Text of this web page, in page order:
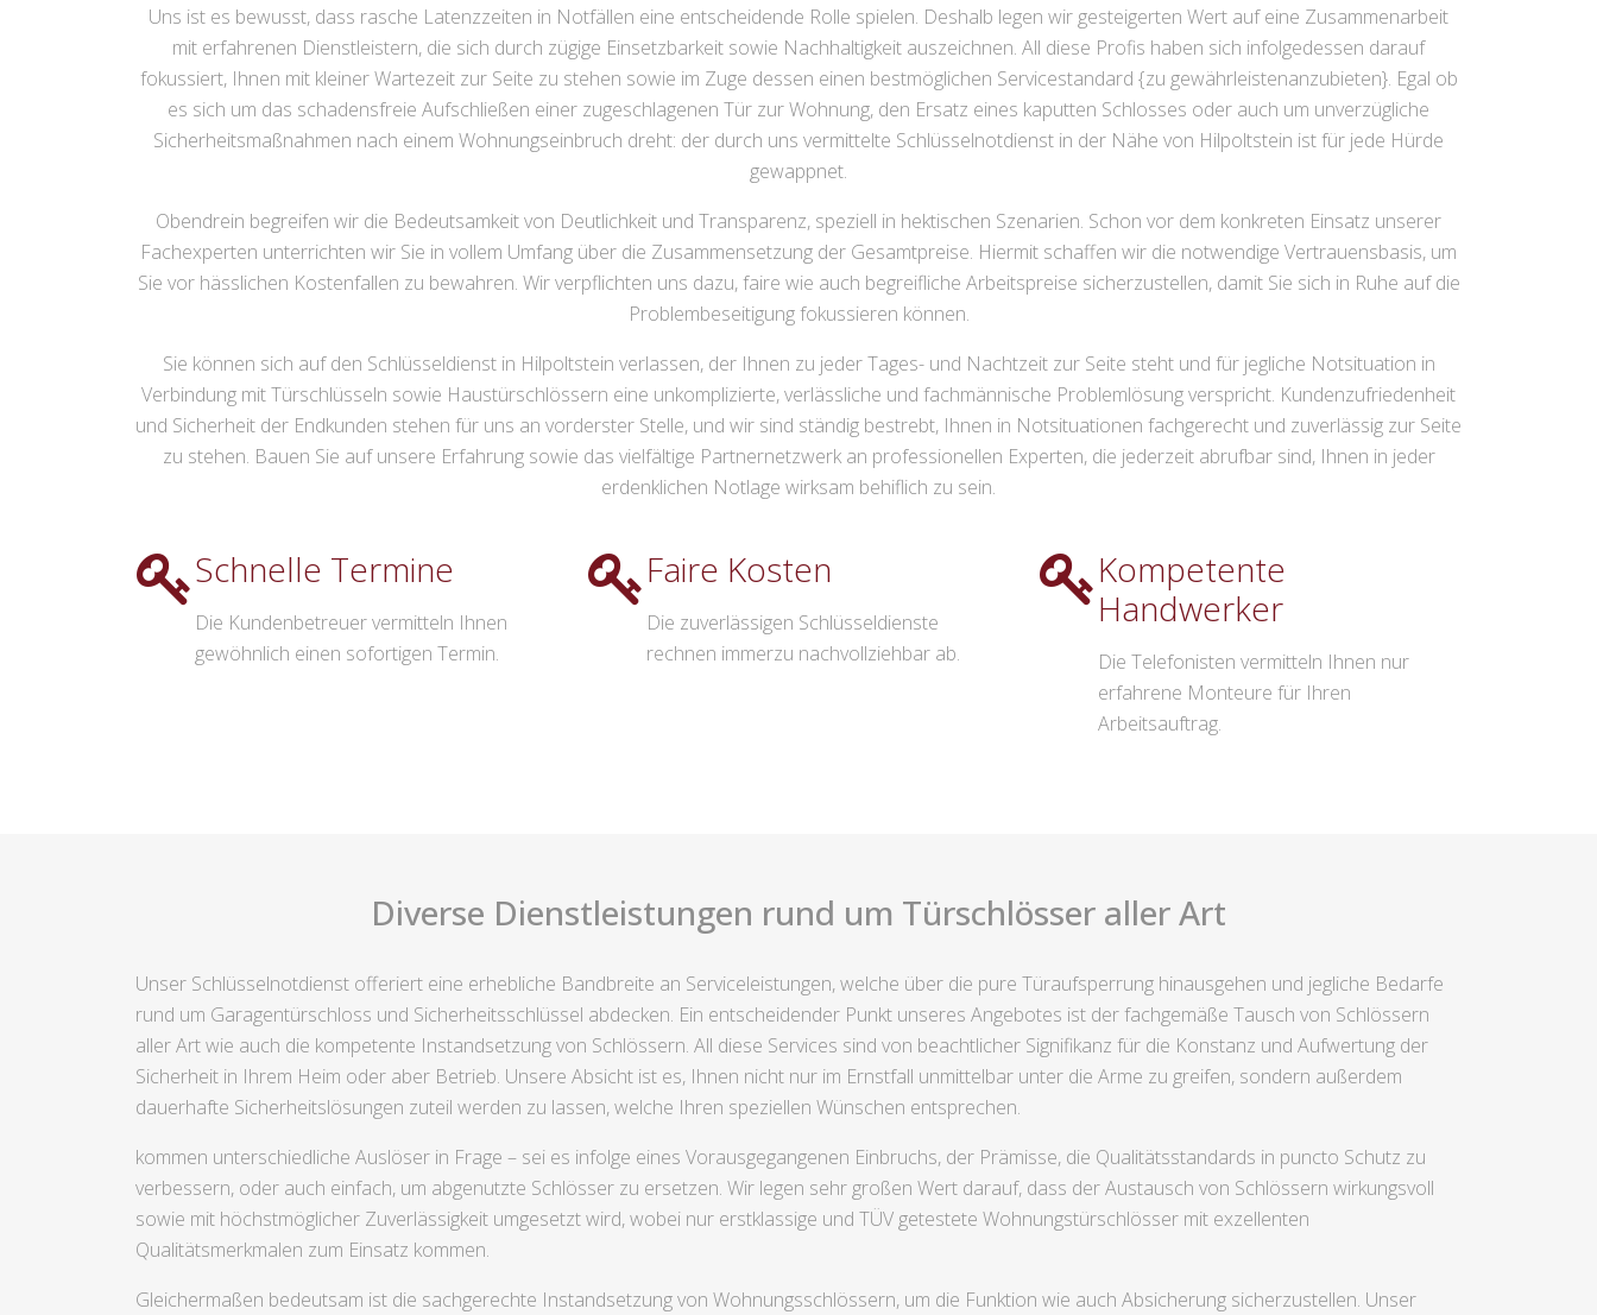
Uns ist es bewusst, dass rasche Latenzzeiten in Notfällen eine entscheidende Rolle spielen. Deshalb legen wir gesteigerten Wert auf eine Zusammenarbeit
mit erfahrenen Dienstleistern, die sich durch zügige Einsetzbarkeit sowie Nachhaltigkeit auszeichnen. All diese Profis haben sich infolgedessen darauf
fokussiert, Ihnen mit kleiner Wartezeit zur Seite zu stehen sowie im Zuge dessen einen bestmöglichen Servicestandard {zu gewährleistenanzubieten}. Egal ob
es sich um das schadensfreie Aufschließen einer zugeschlagenen Tür zur Wohnung, den Ersatz eines kaputten Schlosses oder auch um unverzügliche
Sicherheitsmaßnahmen nach einem Wohnungseinbruch dreht: der durch uns vermittelte Schlüsselnotdienst in der Nähe von Hilpoltstein ist für jede Hürde
gewappnet.
Obendrein begreifen wir die Bedeutsamkeit von Deutlichkeit und Transparenz, speziell in hektischen Szenarien. Schon vor dem konkreten Einsatz unserer
Fachexperten unterrichten wir Sie in vollem Umfang über die Zusammensetzung der Gesamtpreise. Hiermit schaffen wir die notwendige Vertrauensbasis, um
Sie vor hässlichen Kostenfallen zu bewahren. Wir verpflichten uns dazu, faire wie auch begreifliche Arbeitspreise sicherzustellen, damit Sie sich in Ruhe auf die
Problembeseitigung fokussieren können.
Sie können sich auf den Schlüsseldienst in Hilpoltstein verlassen, der Ihnen zu jeder Tages- und Nachtzeit zur Seite steht und für jegliche Notsituation in
Verbindung mit Türschlüsseln sowie Haustürschlössern eine unkomplizierte, verlässliche und fachmännische Problemlösung verspricht. Kundenzufriedenheit
und Sicherheit der Endkunden stehen für uns an vorderster Stelle, und wir sind ständig bestrebt, Ihnen in Notsituationen fachgerecht und zuverlässig zur Seite
zu stehen. Bauen Sie auf unsere Erfahrung sowie das vielfältige Partnernetzwerk an professionellen Experten, die jederzeit abrufbar sind, Ihnen in jeder
erdenklichen Notlage wirksam behiflich zu sein.
Schnelle Termine
Die Kundenbetreuer vermitteln Ihnen
gewöhnlich einen sofortigen Termin.
Faire Kosten
Die zuverlässigen Schlüsseldienste
rechnen immerzu nachvollziehbar ab.
Kompetente
Handwerker
Die Telefonisten vermitteln Ihnen nur
erfahrene Monteure für Ihren
Arbeitsauftrag.
Diverse Dienstleistungen rund um Türschlösser aller Art
Unser Schlüsselnotdienst offeriert eine erhebliche Bandbreite an Serviceleistungen, welche über die pure Türaufsperrung hinausgehen und jegliche Bedarfe
rund um Garagentürschloss und Sicherheitsschlüssel abdecken. Ein entscheidender Punkt unseres Angebotes ist der fachgemäße Tausch von Schlössern
aller Art wie auch die kompetente Instandsetzung von Schlössern. All diese Services sind von beachtlicher Signifikanz für die Konstanz und Aufwertung der
Sicherheit in Ihrem Heim oder aber Betrieb. Unsere Absicht ist es, Ihnen nicht nur im Ernstfall unmittelbar unter die Arme zu greifen, sondern außerdem
dauerhafte Sicherheitslösungen zuteil werden zu lassen, welche Ihren speziellen Wünschen entsprechen.
kommen unterschiedliche Auslöser in Frage – sei es infolge eines Vorausgegangenen Einbruchs, der Prämisse, die Qualitätsstandards in puncto Schutz zu
verbessern, oder auch einfach, um abgenutzte Schlösser zu ersetzen. Wir legen sehr großen Wert darauf, dass der Austausch von Schlössern wirkungsvoll
sowie mit höchstmöglicher Zuverlässigkeit umgesetzt wird, wobei nur erstklassige und TÜV getestete Wohnungstürschlösser mit exzellenten
Qualitätsmerkmalen zum Einsatz kommen.
Gleichermaßen bedeutsam ist die sachgerechte Instandsetzung von Wohnungsschlössern, um die Funktion wie auch Absicherung sicherzustellen. Unser